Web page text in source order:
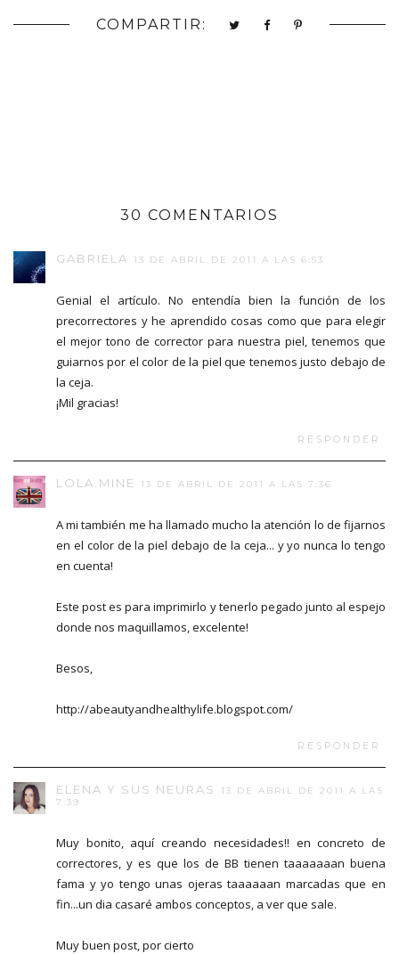
COMPARTIR:
30 COMENTARIOS
GABRIELA 13 DE ABRIL DE 2011 A LAS 6:53
Genial el artículo. No entendía bien la función de los
precorrectores y he aprendido cosas como que para elegir
el mejor tono de corrector para nuestra piel, tenemos que
guiarnos por el color de la piel que tenemos justo debajo de
la ceja.
¡Mil gracias!
RESPONDER
LOLA.MINE 13 DE ABRIL DE 2011 A LAS 7:36
A mi también me ha llamado mucho la atención lo de fijarnos
en el color de la piel debajo de la ceja... y yo nunca lo tengo
en cuenta!
Este post es para imprimirlo y tenerlo pegado junto al espejo
donde nos maquillamos, excelente!
Besos,
http://abeautyandhealthylife.blogspot.com/
RESPONDER
ELENA Y SUS NEURAS
13 DE ABRIL DE 2011 A LAS
7:39
Muy bonito, aquí creando necesidades!! en concreto de
correctores, y es que los de BB tienen taaaaaaan buena
fama y yo tengo unas ojeras taaaaaan marcadas que en
fin...un dia casaré ambos conceptos, a ver que sale.
Muy buen post, por cierto